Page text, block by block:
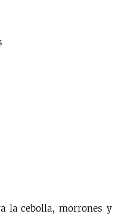
la cebolla, morrones y